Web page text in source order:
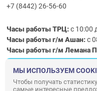
+7 (8442) 26-56-60
Часы работы ТРЦ:с 10:00
Часы работы г/м Ашан:с
Часы работыг/мЛемана
Правила посещения ТРЦ
МЫ ИСПОЛЬЗУЕМ
Чтобы получать
самые интересные